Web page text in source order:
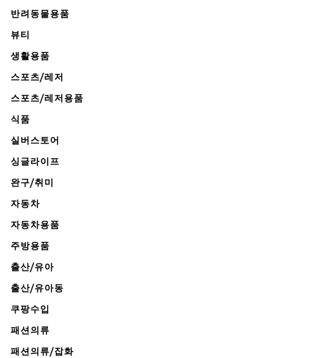
반려동물용품
뷰티
생활용품
스포츠/레저
스포츠/레저용품
식품
실버스토어
싱글라이프
완구/취미
자동차
자동차용품
주방용품
출산/유아
출산/유아동
쿠팡수입
패션의류
패션의류/잡화